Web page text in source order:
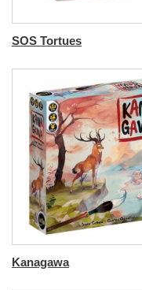
SOS Tortues
Kanagawa